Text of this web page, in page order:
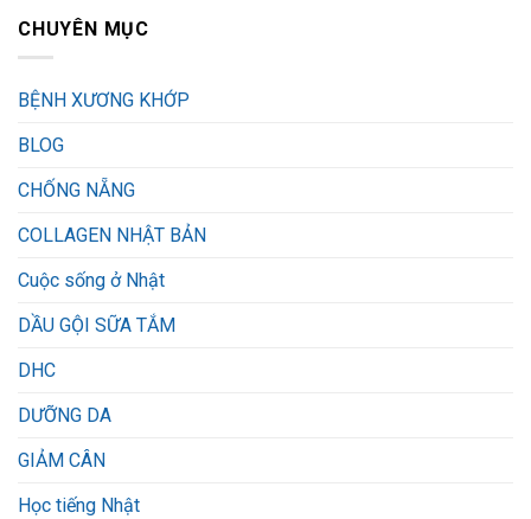
CHUYÊN MỤC
BỆNH XƯƠNG KHỚP
BLOG
CHỐNG NẴNG
COLLAGEN NHẬT BẢN
Cuộc sống ở Nhật
DẦU GỘI SỮA TẮM
DHC
DƯỠNG DA
GIẢM CÂN
Học tiếng Nhật